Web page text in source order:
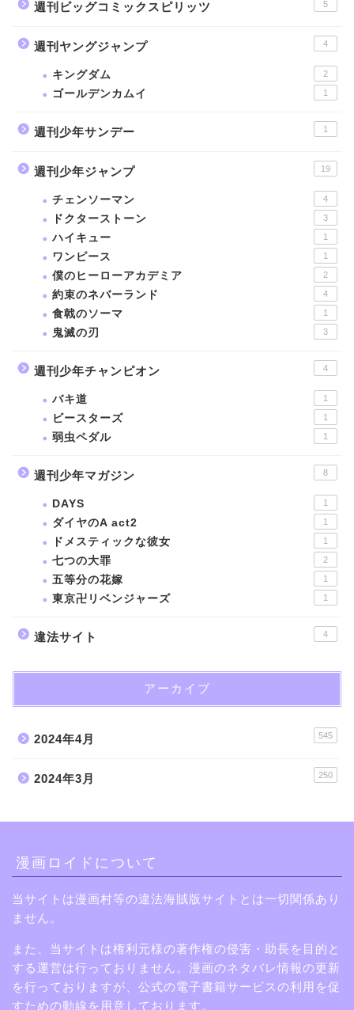
週刊ビッグコミックスピリッツ 5
週刊ヤングジャンプ 4
キングダム 2
ゴールデンカムイ 1
週刊少年サンデー 1
週刊少年ジャンプ 19
チェンソーマン 4
ドクターストーン 3
ハイキュー 1
ワンピース 1
僕のヒーローアカデミア 2
約束のネバーランド 4
食戟のソーマ 1
鬼滅の刃 3
週刊少年チャンピオン 4
バキ道 1
ビースターズ 1
弱虫ペダル 1
週刊少年マガジン 8
DAYS 1
ダイヤのA act2 1
ドメスティックな彼女 1
七つの大罪 2
五等分の花嫁 1
東京卍リベンジャーズ 1
違法サイト 4
アーカイブ
2024年4月 545
2024年3月 250
漫画ロイドについて
当サイトは漫画村等の違法海賊版サイトとは一切関係あり
ません。
また、当サイトは権利元様の著作権の侵害・助長を目的と
する運営は行っておりません。漫画のネタバレ情報の更新
を行っておりますが、公式の電子書籍サービスの利用を促
すための動線を用意しております。